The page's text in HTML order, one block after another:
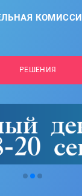
РЕШЕНИЯ